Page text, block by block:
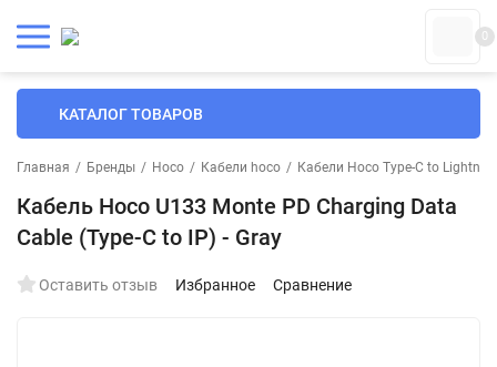
0
КАТАЛОГ ТОВАРОВ
Главная / Бренды / Hoco / Кабели hoco / Кабели Hoco Type-C to
Кабель Hoco U133 Monte PD Charging Data
Cable (Type-C to IP) - Gray
Оставить отзыв Избранное Сравнение